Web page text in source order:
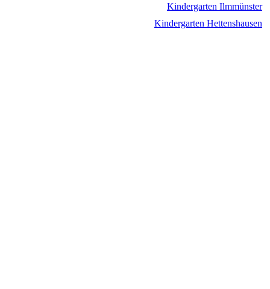
Kindergarten Ilmmünster
Kindergarten Hettenshausen